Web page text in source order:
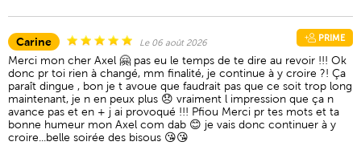
Carine Le 06 août 2026 PRIME
Merci mon cher Axel 🤗 pas eu le temps de te dire au revoir !!! Ok
donc pr toi rien à changé, mm finalité, je continue à y croire ?! Ça
paraît dingue , bon je t avoue que faudrait pas que ce soit trop long
maintenant, je n en peux plus 😞 vraiment l impression que ça n
avance pas et en + j ai provoqué !!! Pfiou Merci pr tes mots et ta
bonne humeur mon Axel com dab 😊 je vais donc continuer à y
croire...belle soirée des bisous 😘😘